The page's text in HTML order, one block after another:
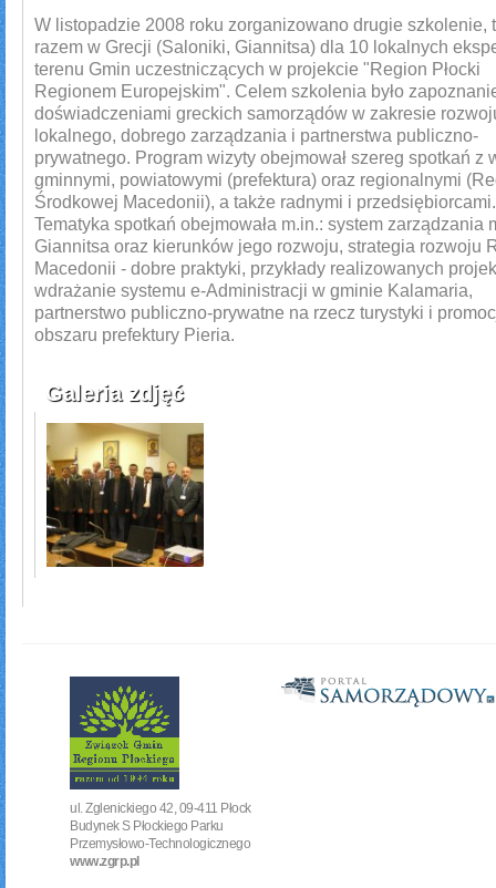
W listopadzie 2008 roku zorganizowano drugie szkolenie,
razem w Grecji (Saloniki, Giannitsa) dla 10 lokalnych
terenu Gmin uczestniczących w projekcie "Region Płocki
Regionem Europejskim". Celem szkolenia było
doświadczeniami greckich samorządów w zakresie
lokalnego, dobrego zarządzania i partnerstwa publiczno-
prywatnego. Program wizyty obejmował szereg spotkań z
gminnymi, powiatowymi (prefektura) oraz regionalnymi
Środkowej Macedonii), a także radnymi i przedsiębiorcami.
Tematyka spotkań obejmowała m.in.: system zarządzania
Giannitsa oraz kierunków jego rozwoju, strategia rozwoju
Macedonii - dobre praktyki, przykłady realizowanych
wdrażanie systemu e-Administracji w gminie Kalamaria,
partnerstwo publiczno-prywatne na rzecz turystyki i
obszaru prefektury Pieria.
Galeria zdjęć
ul. Zglenickiego 42, 09-411 Płock
Budynek S Płockiego Parku
Przemysłowo-Technologicznego
www.zgrp.pl